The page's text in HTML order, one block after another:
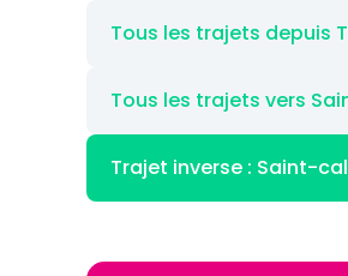
Tous les trajets depuis
Tous les trajets vers
Trajet inverse : Saint-